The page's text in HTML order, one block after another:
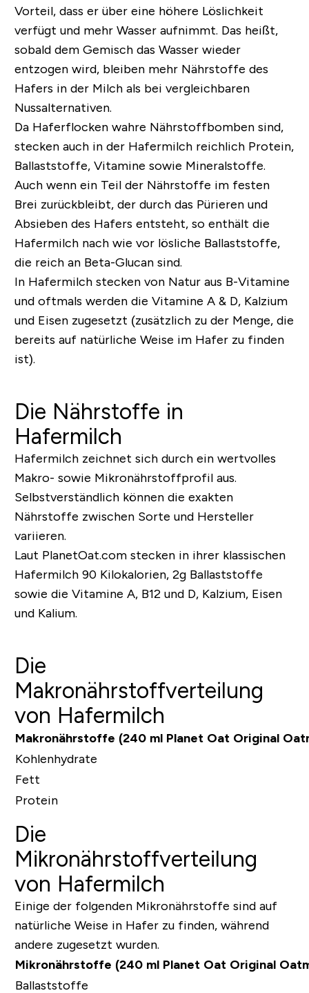
Vorteil, dass er über eine höhere Löslichkeit
verfügt und mehr Wasser aufnimmt. Das heißt,
sobald dem Gemisch das Wasser wieder
entzogen wird, bleiben mehr Nährstoffe des
Hafers in der Milch als bei vergleichbaren
Nussalternativen.
Da Haferflocken wahre Nährstoffbomben sind,
stecken auch in der Hafermilch reichlich Protein,
Ballaststoffe, Vitamine sowie Mineralstoffe.
Auch wenn ein Teil der Nährstoffe im festen
Brei zurückbleibt, der durch das Pürieren und
Absieben des Hafers entsteht, so enthält die
Hafermilch nach wie vor lösliche Ballaststoffe,
die reich an Beta-Glucan sind.
In Hafermilch stecken von Natur aus B-Vitamine
und oftmals werden die Vitamine A & D, Kalzium
und Eisen zugesetzt (zusätzlich zu der Menge, die
bereits auf natürliche Weise im Hafer zu finden
ist).
Die Nährstoffe in
Hafermilch
Hafermilch zeichnet sich durch ein wertvolles
Makro- sowie Mikronährstoffprofil aus.
Selbstverständlich können die exakten
Nährstoffe zwischen Sorte und Hersteller
variieren.
Laut PlanetOat.com stecken in ihrer klassischen
Hafermilch 90 Kilokalorien, 2g Ballaststoffe
sowie die Vitamine A, B12 und D, Kalzium, Eisen
und Kalium.
Die
Makronährstoffverteilung
von Hafermilch
Makronährstoffe (240 ml Planet Oat Original
Kohlenhydrate
Fett
Protein
Die
Mikronährstoffverteilung
von Hafermilch
Einige der folgenden Mikronährstoffe sind auf
natürliche Weise in Hafer zu finden, während
andere zugesetzt wurden.
Mikronährstoffe (240 ml Planet Oat Original
Ballaststoffe